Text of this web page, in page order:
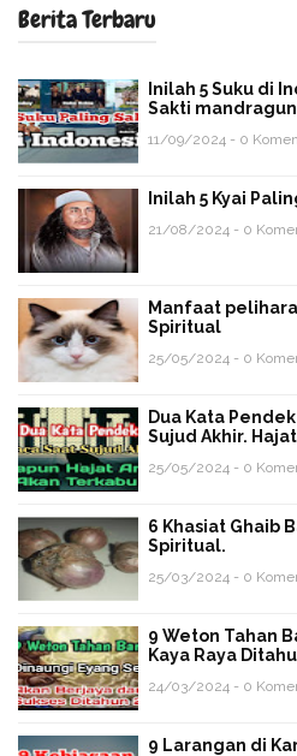
Berita Terbaru
Inilah 5 Suku di
Sakti
11/09/2024 - 0
Inilah 5 Kyai
21/08/2024 - 0
Manfaat
Spiritual
25/05/2024 - 0
Dua Kata
Sujud Akhir.
25/05/2024 - 0
6 Khasiat Ghaib
Spiritual.
25/03/2024 - 0
9 Weton Tahan
Kaya Raya
24/03/2024 - 0
9 Larangan di